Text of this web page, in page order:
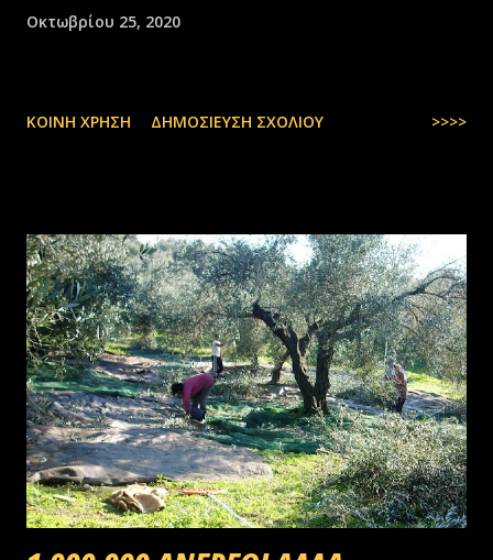
Οκτωβρίου 25, 2020
ΚΟΙΝΉ ΧΡΉΣΗ ΔΗΜΟΣΊΕΥΣΗ ΣΧΟΛΊΟΥ >>>>